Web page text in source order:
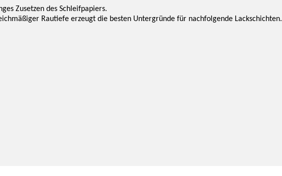
Zusetzen des Schleifpapiers.
Rautiefe erzeugt die besten Untergründe für nachfolgende Lackschichten.